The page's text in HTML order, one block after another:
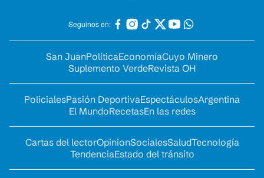
Seguinos en:
San JuanPolíticaEconomíaCuyo Minero
Suplemento VerdeRevista OH
PolicialesPasión DeportivaEspectáculosArgentina
El MundoRecetasEn las redes
Cartas del lectorOpinionSocialesSaludTecnología
TendenciaEstado del tránsito